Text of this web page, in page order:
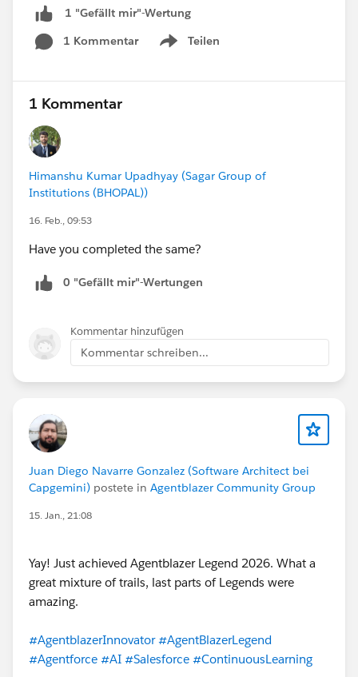
1 "Gefällt mir"-Wertung
1 Kommentar
Teilen
Show menu
1 Kommentar
Himanshu Kumar Upadhyay (Sagar Group of
Institutions (BHOPAL))
16. Feb., 09:53
Have you completed the same?
0 "Gefällt mir"-Wertungen
Kommentar hinzufügen
Kommentar schreiben...
Juan Diego Navarre Gonzalez (Software Architect bei
Capgemini) postete in Agentblazer Community Group
15. Jan., 21:08
Yay! Just achieved Agentblazer Legend 2026. What a
great mixture of trails, last parts of Legends were
amazing.
#AgentblazerInnovator #AgentBlazerLegend
#Agentforce #AI #Salesforce #ContinuousLearning